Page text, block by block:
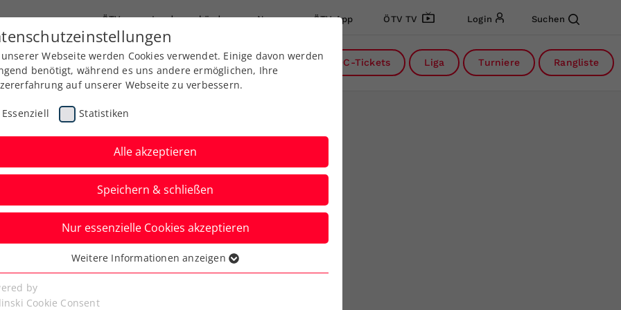
ÖTV Landesverbände News ÖTV App ÖTV TV Login Suchen
Ausbildung Services Über uns Kreise DC-Tickets Liga Turniere Rangliste
nominiert
Jean King Cup
Webseite werden Cookies verwendet. Einige davon werden
benötigt, während es uns andere ermöglichen, Ihre
auf unserer Webseite zu verbessern.
Essenziell Statistiken
Alle akzeptieren
Speichern & schließen
Nur essenzielle Cookies akzeptieren
Cookies werden für grundlegende Funktionen der
benötigt. Dadurch ist gewährleistet, dass die Webseite
Weitere Informationen anzeigen
by
Cookie Consent